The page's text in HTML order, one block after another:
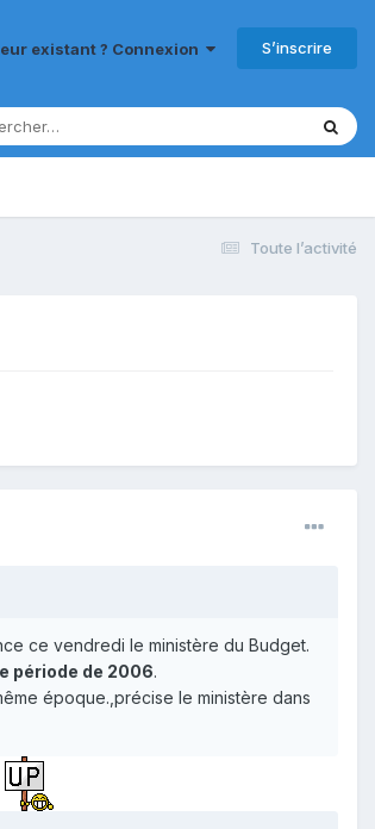
existant ? Connexion S’inscrire
Toute l’activité
ce vendredi le ministère du Budget.
période de 2006.
époque.,précise le ministère dans